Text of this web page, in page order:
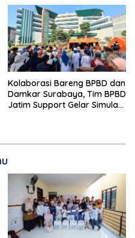
Kolaborasi Bareng BPBD dan
Damkar Surabaya, Tim BPBD
Jatim Support Gelar Simulasi